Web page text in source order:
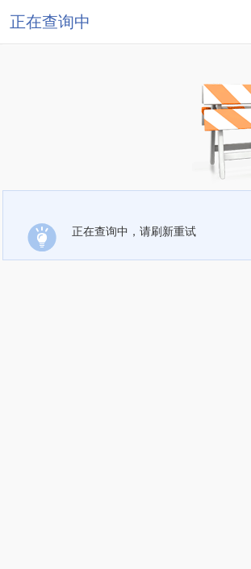
正在查询中
正在查询中，请刷新重试